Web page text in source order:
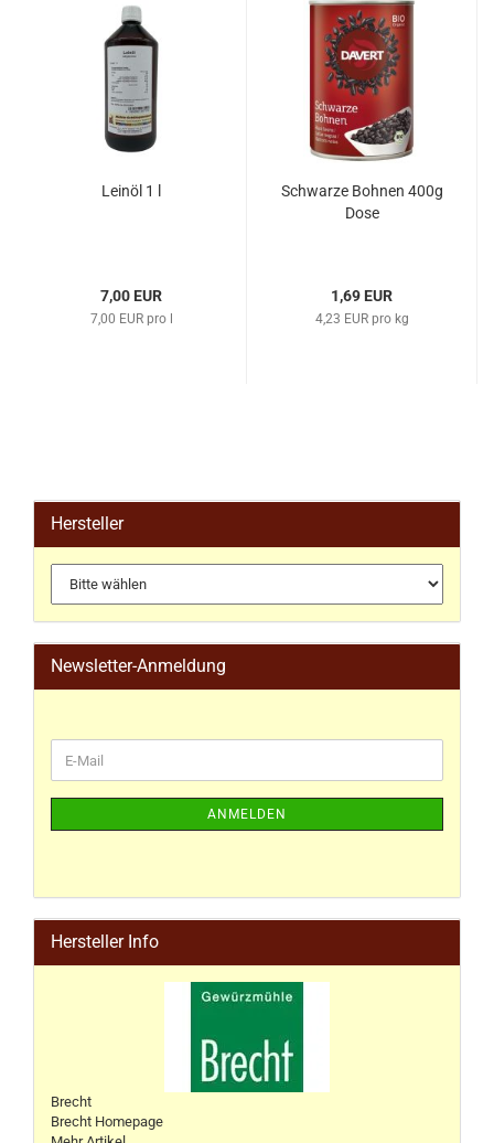
Leinöl 1 l
7,00 EUR
7,00 EUR pro l
Schwarze Bohnen 400g
Dose
1,69 EUR
4,23 EUR pro kg
Hersteller
Newsletter-Anmeldung
ANMELDEN
Hersteller Info
Brecht
Brecht Homepage